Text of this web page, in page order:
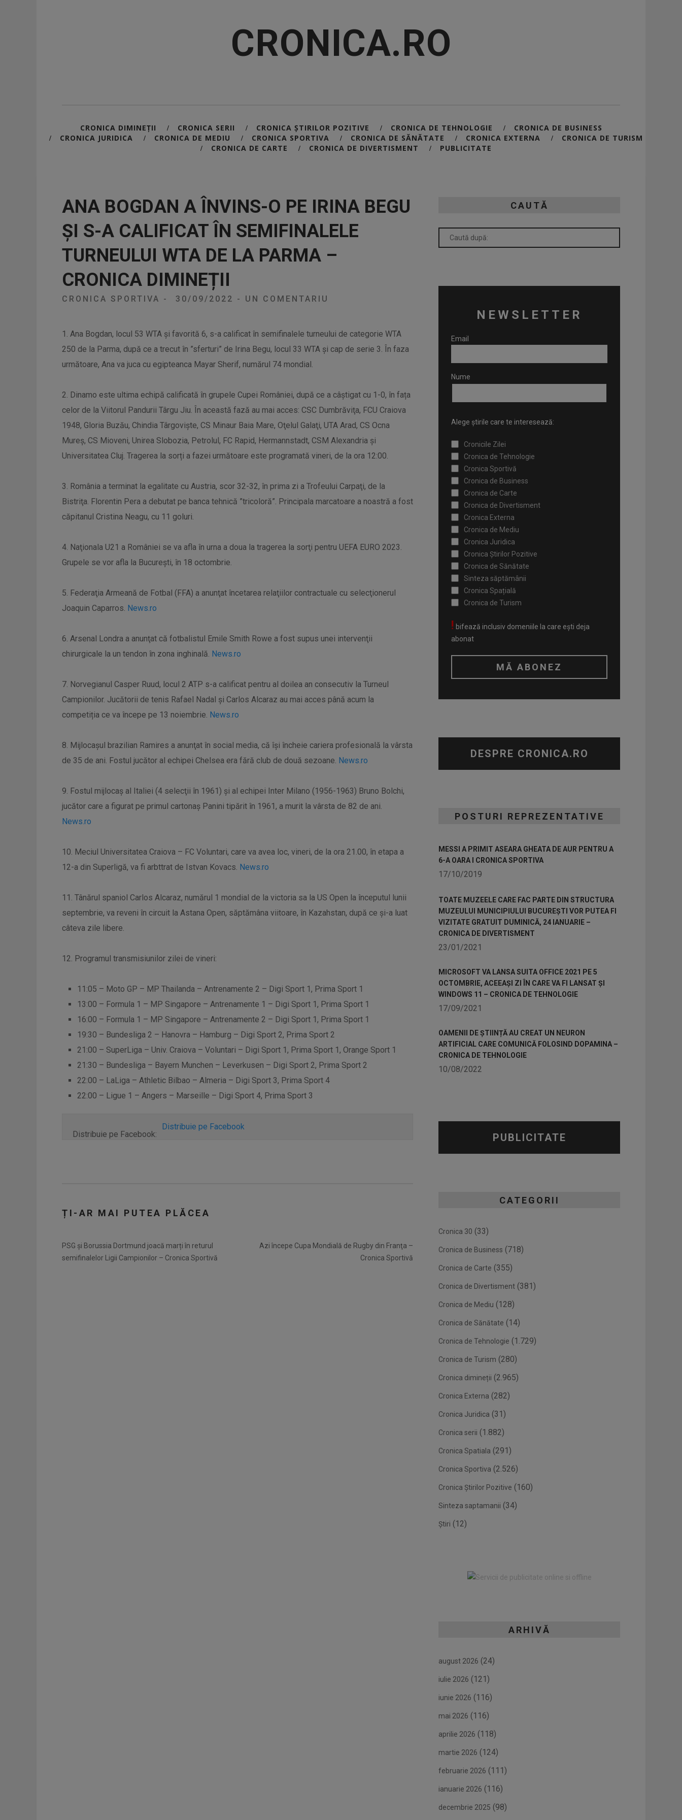
CRONICA.RO
CRONICA DIMINEȚII / CRONICA SERII / CRONICA ȘTIRILOR POZITIVE / CRONICA DE TEHNOLOGIE / CRONICA DE BUSINESS
/ CRONICA JURIDICA / CRONICA DE MEDIU / CRONICA SPORTIVA / CRONICA DE SĂNĂTATE / CRONICA EXTERNA / CRONICA DE TURISM
/ CRONICA DE CARTE / CRONICA DE DIVERTISMENT / PUBLICITATE
ANA BOGDAN A ÎNVINS-O PE IRINA BEGU
ŞI S-A CALIFICAT ÎN SEMIFINALELE
TURNEULUI WTA DE LA PARMA –
CRONICA DIMINEȚII
CRONICA SPORTIVA - 30/09/2022 - UN COMENTARIU
1. Ana Bogdan, locul 53 WTA şi favorită 6, s-a calificat în semifinalele turneului de categorie WTA
250 de la Parma, după ce a trecut în ”sferturi” de Irina Begu, locul 33 WTA şi cap de serie 3. În faza
următoare, Ana va juca cu egipteanca Mayar Sherif, numărul 74 mondial.
2. Dinamo este ultima echipă calificată în grupele Cupei României, după ce a câștigat cu 1-0, în fața
celor de la Viitorul Pandurii Târgu Jiu. În această fază au mai acces: CSC Dumbrăviţa, FCU Craiova
1948, Gloria Buzău, Chindia Târgovişte, CS Minaur Baia Mare, Oţelul Galaţi, UTA Arad, CS Ocna
Mureş, CS Mioveni, Unirea Slobozia, Petrolul, FC Rapid, Hermannstadt, CSM Alexandria şi
Universitatea Cluj. Tragerea la sorți a fazei următoare este programată vineri, de la ora 12:00.
3. România a terminat la egalitate cu Austria, scor 32-32, în prima zi a Trofeului Carpaţi, de la
Bistriţa. Florentin Pera a debutat pe banca tehnică ”tricoloră”. Principala marcatoare a noastră a fost
căpitanul Cristina Neagu, cu 11 goluri.
4. Naţionala U21 a României se va afla în urna a doua la tragerea la sorţi pentru UEFA EURO 2023.
Grupele se vor afla la Bucureşti, în 18 octombrie.
5. Federaţia Armeană de Fotbal (FFA) a anunţat încetarea relaţiilor contractuale cu selecţionerul
Joaquin Caparros. News.ro
6. Arsenal Londra a anunţat că fotbalistul Emile Smith Rowe a fost supus unei intervenţii
chirurgicale la un tendon în zona inghinală. News.ro
7. Norvegianul Casper Ruud, locul 2 ATP s-a calificat pentru al doilea an consecutiv la Turneul
Campionilor. Jucătorii de tenis Rafael Nadal şi Carlos Alcaraz au mai acces până acum la
competiția ce va începe pe 13 noiembrie. News.ro
8. Mijlocaşul brazilian Ramires a anunţat în social media, că îşi încheie cariera profesională la vârsta
de 35 de ani. Fostul jucător al echipei Chelsea era fără club de două sezoane. News.ro
9. Fostul mijlocaş al Italiei (4 selecţii în 1961) şi al echipei Inter Milano (1956-1963) Bruno Bolchi,
jucător care a figurat pe primul cartonaş Panini tipărit în 1961, a murit la vârsta de 82 de ani.
News.ro
10. Meciul Universitatea Craiova – FC Voluntari, care va avea loc, vineri, de la ora 21.00, în etapa a
12-a din Superligă, va fi arbttrat de Istvan Kovacs. News.ro
11. Tânărul spaniol Carlos Alcaraz, numărul 1 mondial de la victoria sa la US Open la începutul lunii
septembrie, va reveni în circuit la Astana Open, săptămâna viitoare, în Kazahstan, după ce şi-a luat
câteva zile libere.
12. Programul transmisiunilor zilei de vineri:
11:05 – Moto GP – MP Thailanda – Antrenamente 2 – Digi Sport 1, Prima Sport 1
13:00 – Formula 1 – MP Singapore – Antrenamente 1 – Digi Sport 1, Prima Sport 1
16:00 – Formula 1 – MP Singapore – Antrenamente 2 – Digi Sport 1, Prima Sport 1
19:30 – Bundesliga 2 – Hanovra – Hamburg – Digi Sport 2, Prima Sport 2
21:00 – SuperLiga – Univ. Craiova – Voluntari – Digi Sport 1, Prima Sport 1, Orange Sport 1
21:30 – Bundesliga – Bayern Munchen – Leverkusen – Digi Sport 2, Prima Sport 2
22:00 – LaLiga – Athletic Bilbao – Almeria – Digi Sport 3, Prima Sport 4
22:00 – Ligue 1 – Angers – Marseille – Digi Sport 4, Prima Sport 3
Distribuie pe Facebook:
Distribuie pe Facebook
ȚI-AR MAI PUTEA PLĂCEA
PSG și Borussia Dortmund joacă marți în returul
semifinalelor Ligii Campionilor – Cronica Sportivă
Azi începe Cupa Mondială de Rugby din Franţa –
Cronica Sportivă
CAUTĂ
NEWSLETTER
Email
Nume
Alege știrile care te interesează:
Cronicile Zilei
Cronica de Tehnologie
Cronica Sportivă
Cronica de Business
Cronica de Carte
Cronica de Divertisment
Cronica Externa
Cronica de Mediu
Cronica Juridica
Cronica Știrilor Pozitive
Cronica de Sănătate
Sinteza săptămânii
Cronica Spațială
Cronica de Turism
! bifează inclusiv domeniile la care ești deja
abonat
DESPRE CRONICA.RO
POSTURI REPREZENTATIVE
MESSI A PRIMIT ASEARA GHEATA DE AUR PENTRU A
6-A OARA I CRONICA SPORTIVA
17/10/2019
TOATE MUZEELE CARE FAC PARTE DIN STRUCTURA
MUZEULUI MUNICIPIULUI BUCUREȘTI VOR PUTEA FI
VIZITATE GRATUIT DUMINICĂ, 24 IANUARIE –
CRONICA DE DIVERTISMENT
23/01/2021
MICROSOFT VA LANSA SUITA OFFICE 2021 PE 5
OCTOMBRIE, ACEEAȘI ZI ÎN CARE VA FI LANSAT ȘI
WINDOWS 11 – CRONICA DE TEHNOLOGIE
17/09/2021
OAMENII DE ȘTIINȚĂ AU CREAT UN NEURON
ARTIFICIAL CARE COMUNICĂ FOLOSIND DOPAMINA –
CRONICA DE TEHNOLOGIE
10/08/2022
PUBLICITATE
CATEGORII
Cronica 30 (33)
Cronica de Business (718)
Cronica de Carte (355)
Cronica de Divertisment (381)
Cronica de Mediu (128)
Cronica de Sănătate (14)
Cronica de Tehnologie (1.729)
Cronica de Turism (280)
Cronica dimineții (2.965)
Cronica Externa (282)
Cronica Juridica (31)
Cronica serii (1.882)
Cronica Spatiala (291)
Cronica Sportiva (2.526)
Cronica Știrilor Pozitive (160)
Sinteza saptamanii (34)
Știri (12)
ARHIVĂ
august 2026 (24)
iulie 2026 (121)
iunie 2026 (116)
mai 2026 (116)
aprilie 2026 (118)
martie 2026 (124)
februarie 2026 (111)
ianuarie 2026 (116)
decembrie 2025 (98)